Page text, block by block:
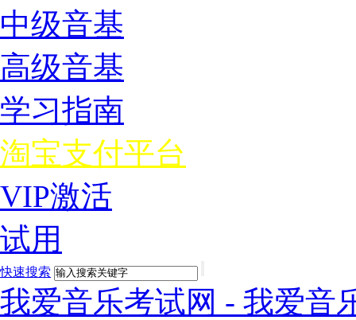
中级音基
高级音基
学习指南
淘宝支付平台
VIP激活
试用
快速搜索
我爱音乐考试网 - 我爱音